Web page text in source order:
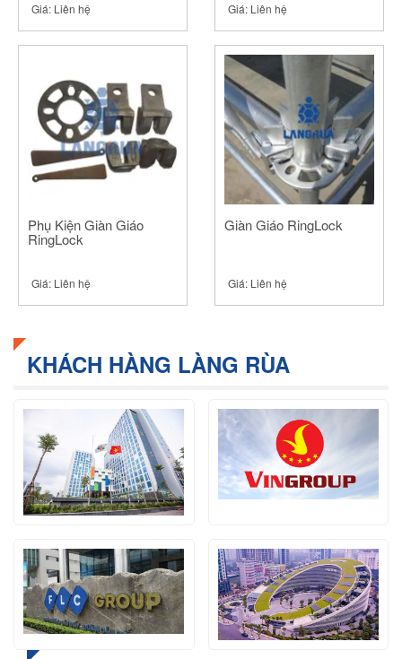
Giá: Liên hệ Giá: Liên hệ
Phụ Kiện Giàn Giáo
RingLock
Giá: Liên hệ
Giàn Giáo RingLock
Giá: Liên hệ
KHÁCH HÀNG LÀNG RÙA